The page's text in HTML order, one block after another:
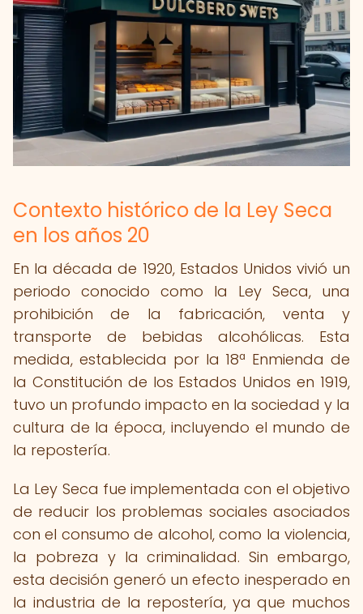
Contexto histórico de la Ley Seca
en los años 20
En la década de 1920, Estados Unidos vivió un
periodo conocido como la Ley Seca, una
prohibición de la fabricación, venta y
transporte de bebidas alcohólicas. Esta
medida, establecida por la 18ª Enmienda de
la Constitución de los Estados Unidos en 1919,
tuvo un profundo impacto en la sociedad y la
cultura de la época, incluyendo el mundo de
la repostería.
La Ley Seca fue implementada con el objetivo
de reducir los problemas sociales asociados
con el consumo de alcohol, como la violencia,
la pobreza y la criminalidad. Sin embargo,
esta decisión generó un efecto inesperado en
la industria de la repostería, ya que muchos